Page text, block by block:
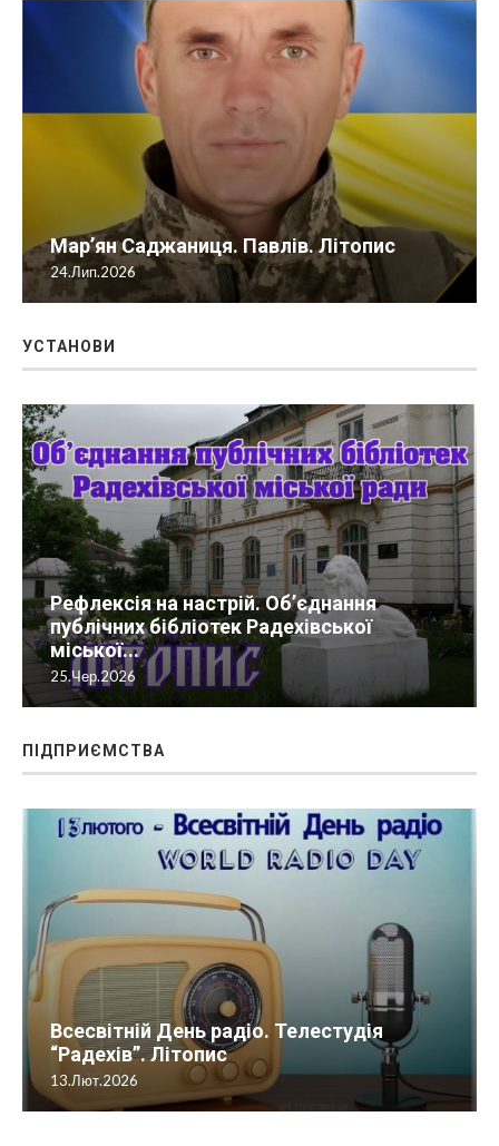
Мар’ян Саджаниця. Павлів. Літопис
24.Лип.2026
УСТАНОВИ
Рефлексія на настрій. Об’єднання
публічних бібліотек Радехівської
міської...
25.Чер.2026
ПІДПРИЄМСТВА
Всесвітній День радіо. Телестудія
“Радехів”. Літопис
13.Лют.2026